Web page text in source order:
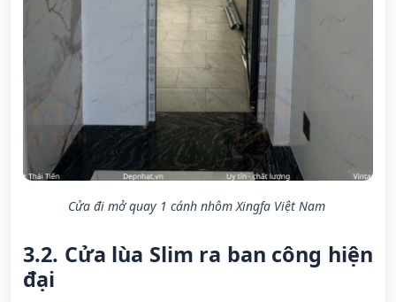
Cửa đi mở quay 1 cánh nhôm Xingfa Việt Nam
3.2. Cửa lùa Slim ra ban công hiện
đại